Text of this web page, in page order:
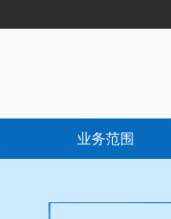
业务范围